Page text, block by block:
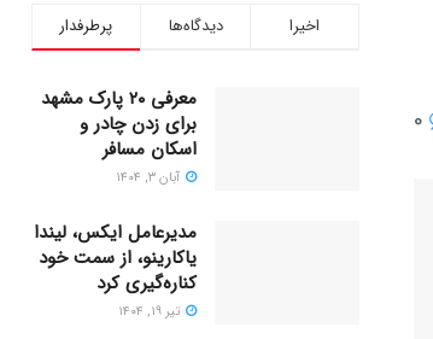
پرطرفدار دیدگاه‌ها اخیرا
معرفی ۲۰ پارک مشهد
برای زدن چادر و
اسکان مسافر
آبان ۳, ۱۴۰۴
مدیرعامل ایکس، لیندا
یاکارینو، از سمت خود
کناره‌گیری کرد
تیر ۱۹, ۱۴۰۴